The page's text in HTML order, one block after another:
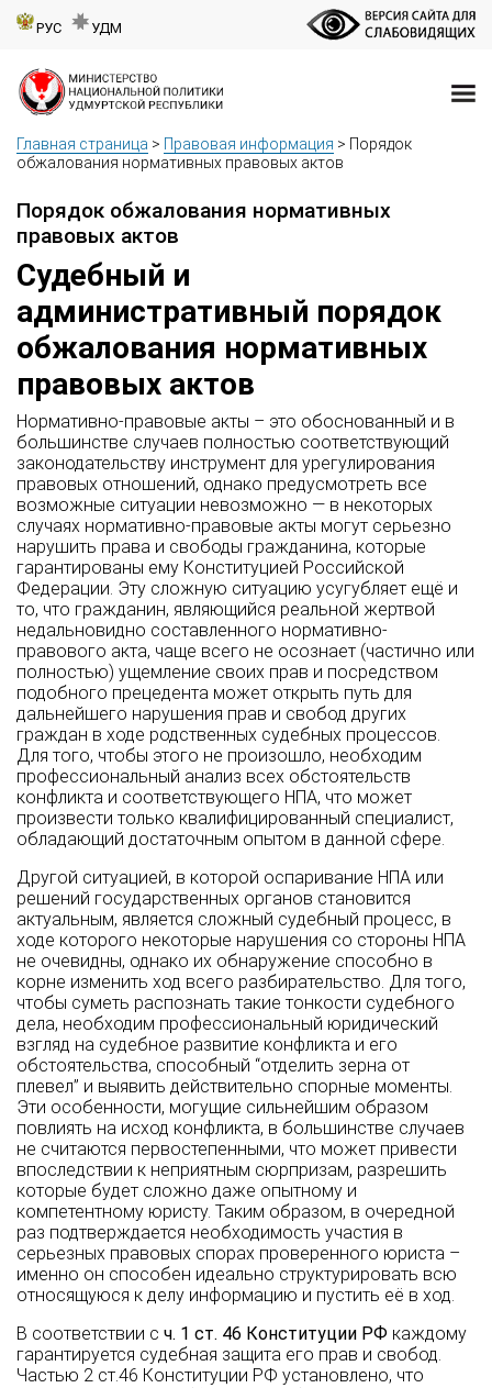
РУС УДМ
Главная страница > Правовая информация > Порядок
обжалования нормативных правовых актов
Порядок обжалования нормативных
правовых актов
Судебный и
административный порядок
обжалования нормативных
правовых актов
Нормативно-правовые акты – это обоснованный и в
большинстве случаев полностью соответствующий
законодательству инструмент для урегулирования
правовых отношений, однако предусмотреть все
возможные ситуации невозможно — в некоторых
случаях нормативно-правовые акты могут серьезно
нарушить права и свободы гражданина, которые
гарантированы ему Конституцией Российской
Федерации. Эту сложную ситуацию усугубляет ещё и
то, что гражданин, являющийся реальной жертвой
недальновидно составленного нормативно-
правового акта, чаще всего не осознает (частично или
полностью) ущемление своих прав и посредством
подобного прецедента может открыть путь для
дальнейшего нарушения прав и свобод других
граждан в ходе родственных судебных процессов.
Для того, чтобы этого не произошло, необходим
профессиональный анализ всех обстоятельств
конфликта и соответствующего НПА, что может
произвести только квалифицированный специалист,
обладающий достаточным опытом в данной сфере.
Другой ситуацией, в которой оспаривание НПА или
решений государственных органов становится
актуальным, является сложный судебный процесс, в
ходе которого некоторые нарушения со стороны НПА
не очевидны, однако их обнаружение способно в
корне изменить ход всего разбирательство. Для того,
чтобы суметь распознать такие тонкости судебного
дела, необходим профессиональный юридический
взгляд на судебное развитие конфликта и его
обстоятельства, способный “отделить зерна от
плевел” и выявить действительно спорные моменты.
Эти особенности, могущие сильнейшим образом
повлиять на исход конфликта, в большинстве случаев
не считаются первостепенными, что может привести
впоследствии к неприятным сюрпризам, разрешить
которые будет сложно даже опытному и
компетентному юристу. Таким образом, в очередной
раз подтверждается необходимость участия в
серьезных правовых спорах проверенного юриста –
именно он способен идеально структурировать всю
относящуюся к делу информацию и пустить её в ход.
В соответствии с ч. 1 ст. 46 Конституции РФ каждому
гарантируется судебная защита его прав и свобод.
Частью 2 ст.46 Конституции РФ установлено, что